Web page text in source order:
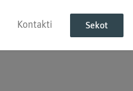
Kontakti Sekot